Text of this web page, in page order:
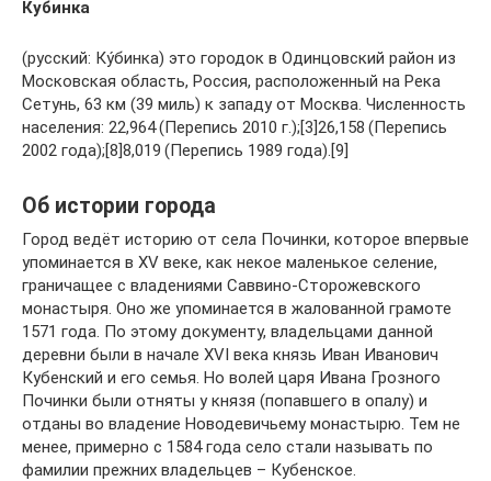
Кубинка
(русский: Ку́бинка) это городок в Одинцовский район из
Московская область, Россия, расположенный на Река
Сетунь, 63 км (39 миль) к западу от Москва. Численность
населения: 22,964 (Перепись 2010 г.);[3]26,158 (Перепись
2002 года);[8]8,019 (Перепись 1989 года).[9]
Об истории города
Город ведёт историю от села Починки, которое впервые
упоминается в XV веке, как некое маленькое селение,
граничащее с владениями Саввино-Сторожевского
монастыря. Оно же упоминается в жалованной грамоте
1571 года. По этому документу, владельцами данной
деревни были в начале XVI века князь Иван Иванович
Кубенский и его семья. Но волей царя Ивана Грозного
Починки были отняты у князя (попавшего в опалу) и
отданы во владение Новодевичьему монастырю. Тем не
менее, примерно с 1584 года село стали называть по
фамилии прежних владельцев – Кубенское.